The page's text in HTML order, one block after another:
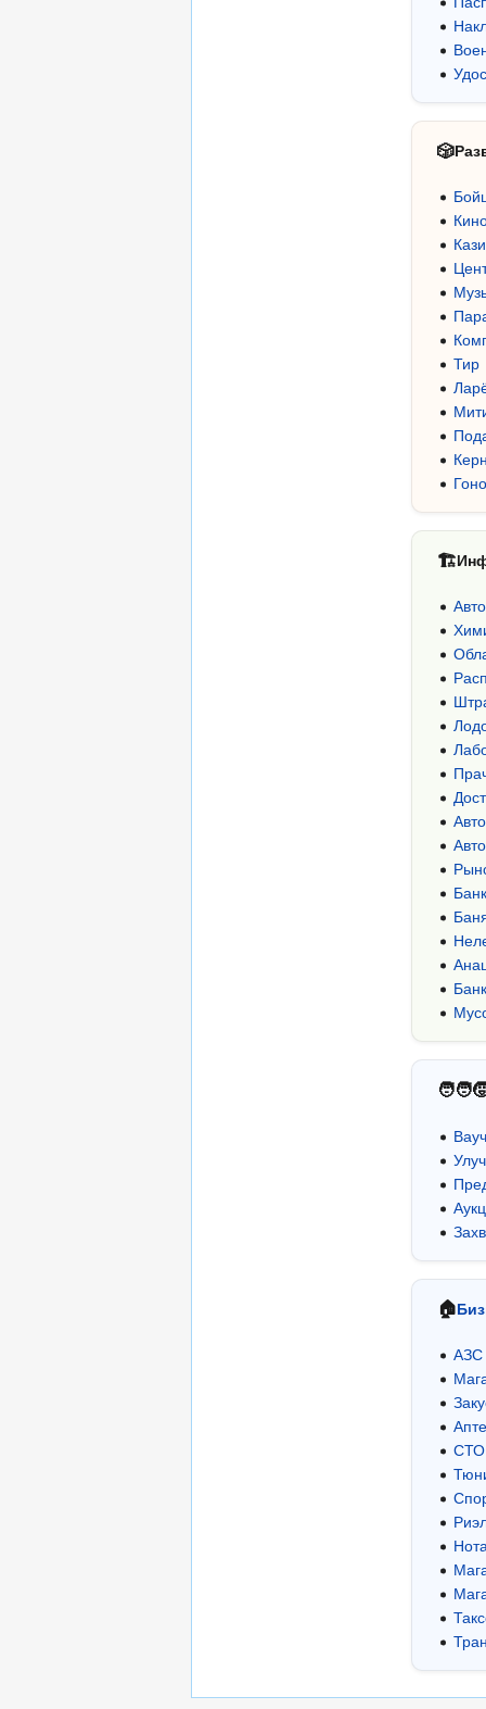
🎲
Тир
🏗
Банк
🏠
АЗС
СТО